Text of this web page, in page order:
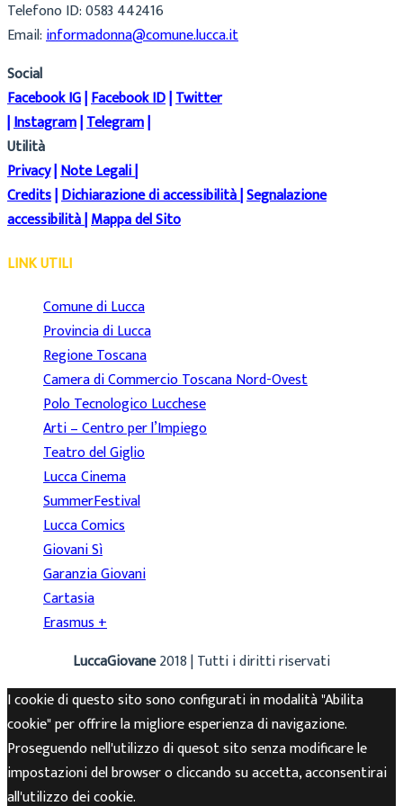
Telefono ID: 0583 442416
Email:informadonna@comune.lucca.it
Social
Facebook IG|Facebook ID|Twitter
|Instagram|Telegram|
Utilità
Privacy|Note Legali|
Credits|Dichiarazione di accessibilità|Segnalazione
accessibilità|Mappa del Sito
LINK UTILI
Comune di Lucca
Provincia di Lucca
Regione Toscana
Camera di Commercio Toscana Nord-Ovest
Polo Tecnologico Lucchese
Arti – Centro per l’Impiego
Teatro del Giglio
Lucca Cinema
SummerFestival
Lucca Comics
Giovani Sì
Garanzia Giovani
Cartasia
Erasmus +
LuccaGiovane2018 | Tutti i diritti riservati
I cookie di questo sito sono configurati in modalità "Abilita
cookie" per offrire la migliore esperienza di navigazione.
Proseguendo nell'utilizzo di quesot sito senza modificare le
impostazioni del browser o cliccando su accetta, acconsentirai
all'utilizzo dei cookie.